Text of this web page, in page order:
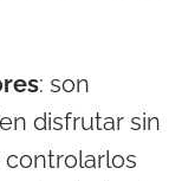
: son
disfrutar sin